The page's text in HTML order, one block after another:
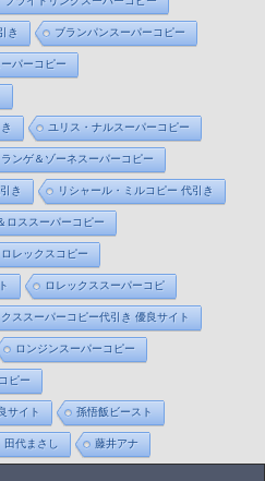
き ブランパンスーパーコピー
パーコピー
ユリス・ナルスーパーコピー
ランゲ＆ゾーネスーパーコピー
き リシャール・ミルコピー 代引き
ロススーパーコピー
ロレックスコピー
ロレックススーパーコピ
ススーパーコピー代引き 優良サイト
ロンジンスーパーコピー
ピー
サイト 孫悟飯ビースト
田代まさし 藤井アナ